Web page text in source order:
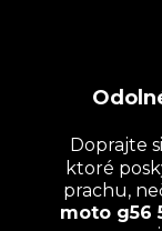
Doprajte
ktoré
prachu,
moto g56